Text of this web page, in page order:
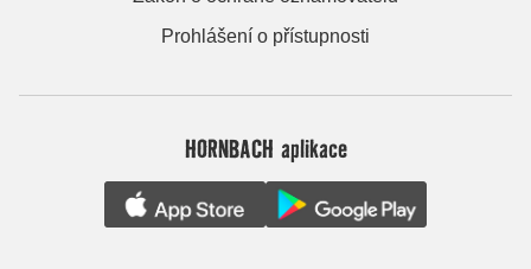
Prohlášení o přístupnosti
HORNBACH aplikace